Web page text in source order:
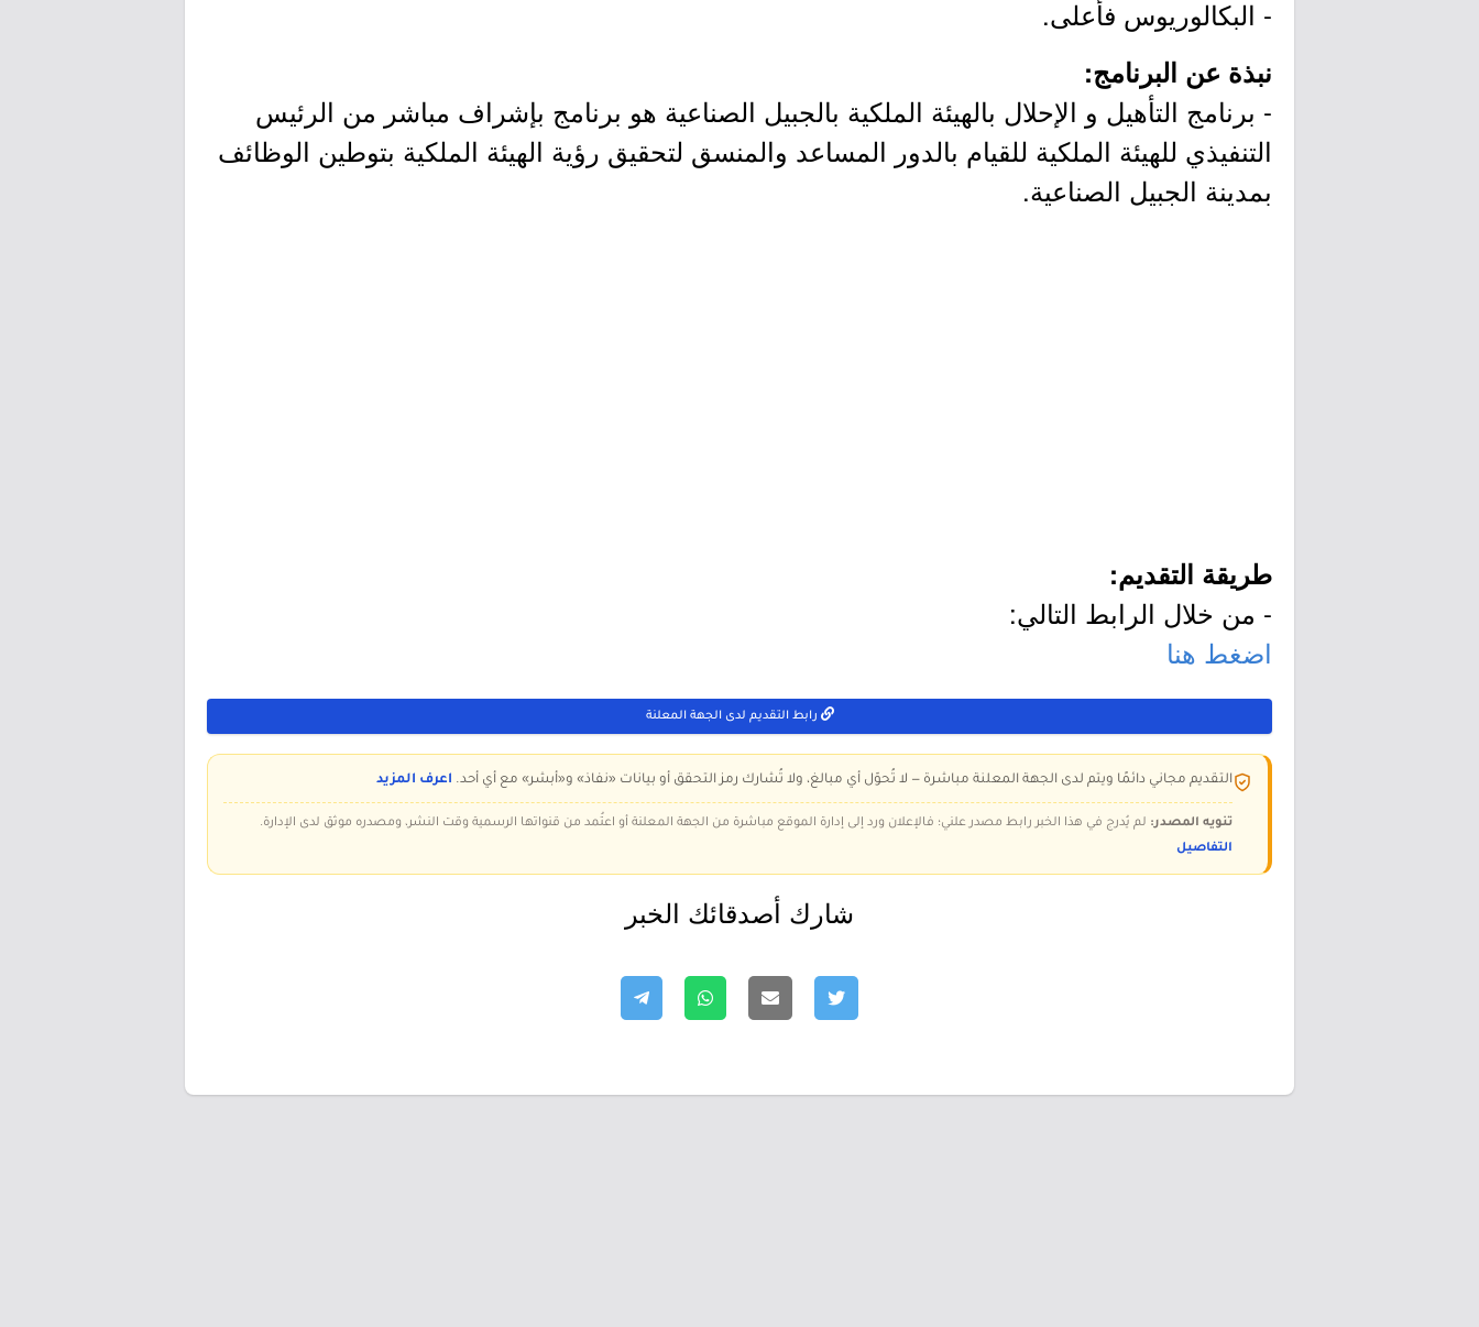
- البكالوريوس فأعلى.
نبذة عن البرنامج:
- برنامج التأهيل و الإحلال بالهيئة الملكية بالجبيل الصناعية هو برنامج بإشراف مباشر من الرئيس
التنفيذي للهيئة الملكية للقيام بالدور المساعد والمنسق لتحقيق رؤية الهيئة الملكية بتوطين الوظائف
بمدينة الجبيل الصناعية.
طريقة التقديم:
- من خلال الرابط التالي:
اضغط هنا
رابط التقديم لدى الجهة المعلنة
التقديم مجاني دائمًا ويتم لدى الجهة المعلنة مباشرة — لا تُحوّل أي مبالغ، ولا تُشارك رمز التحقق أو بيانات «نفاذ» و«أبشر» مع أي أحد. اعرف المزيد
تنويه المصدر: لم يُدرج في هذا الخبر رابط مصدر علني؛ فالإعلان ورد إلى إدارة الموقع مباشرة من الجهة المعلنة أو اعتُمد من قنواتها الرسمية وقت النشر، ومصدره موثق لدى الإدارة.
التفاصيل
شارك أصدقائك الخبر